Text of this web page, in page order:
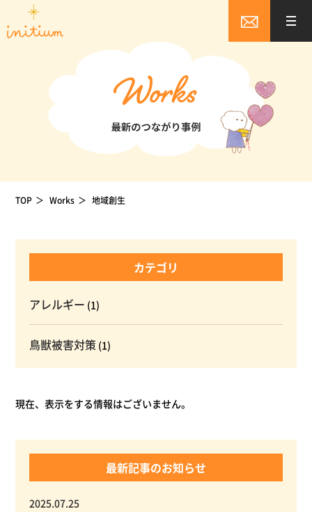
TOP Works 地域創生
カテゴリ
アレルギー (1)
鳥獣被害対策 (1)
現在、表示をする情報はございません。
最新記事のお知らせ
2025.07.25